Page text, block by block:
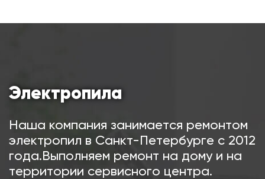
Электропила
Наша компания занимается ремонтом
электропил в Санкт-Петербурге с 2012
года.Выполняем ремонт на дому и на
территории сервисного центра.